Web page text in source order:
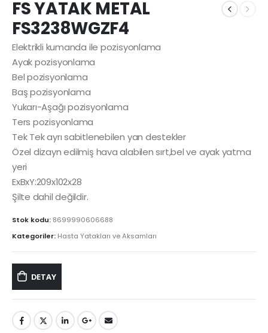
FS YATAK METAL
FS3238WGZF4
Elektrikli kumanda ile pozisyonlama
Ayak pozisyonlama
Bel pozisyonlama
Baş pozisyonlama
Yukarı-Aşağı pozisyonlama
Ters pozisyonlama
Tek Tek ayrı sabitlenebilen yan destekler
Özel dizayn edilmiş hava alabilen sırt,bel ve ayak yatma
yeri
ExBxY:209x102x28
Şilte dahil değildir.
Stok kodu: 8699990606688
Kategoriler: Hasta Yatakları ve Aksamları
DETAY